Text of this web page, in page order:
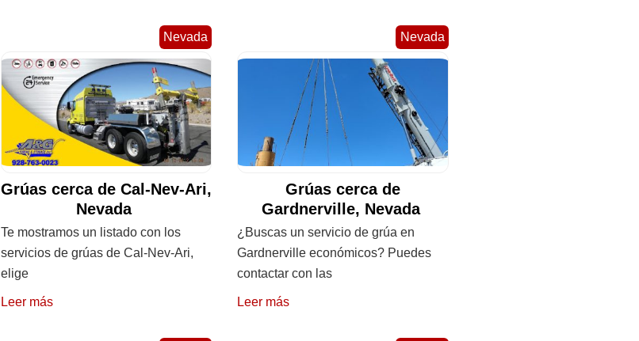
Nevada
Grúas cerca de Cal-Nev-Ari,
Nevada
Te mostramos un listado con los
servicios de grúas de Cal-Nev-Ari,
elige
Leer más
Nevada
Grúas cerca de
Gardnerville, Nevada
¿Buscas un servicio de grúa en
Gardnerville económicos? Puedes
contactar con las
Leer más